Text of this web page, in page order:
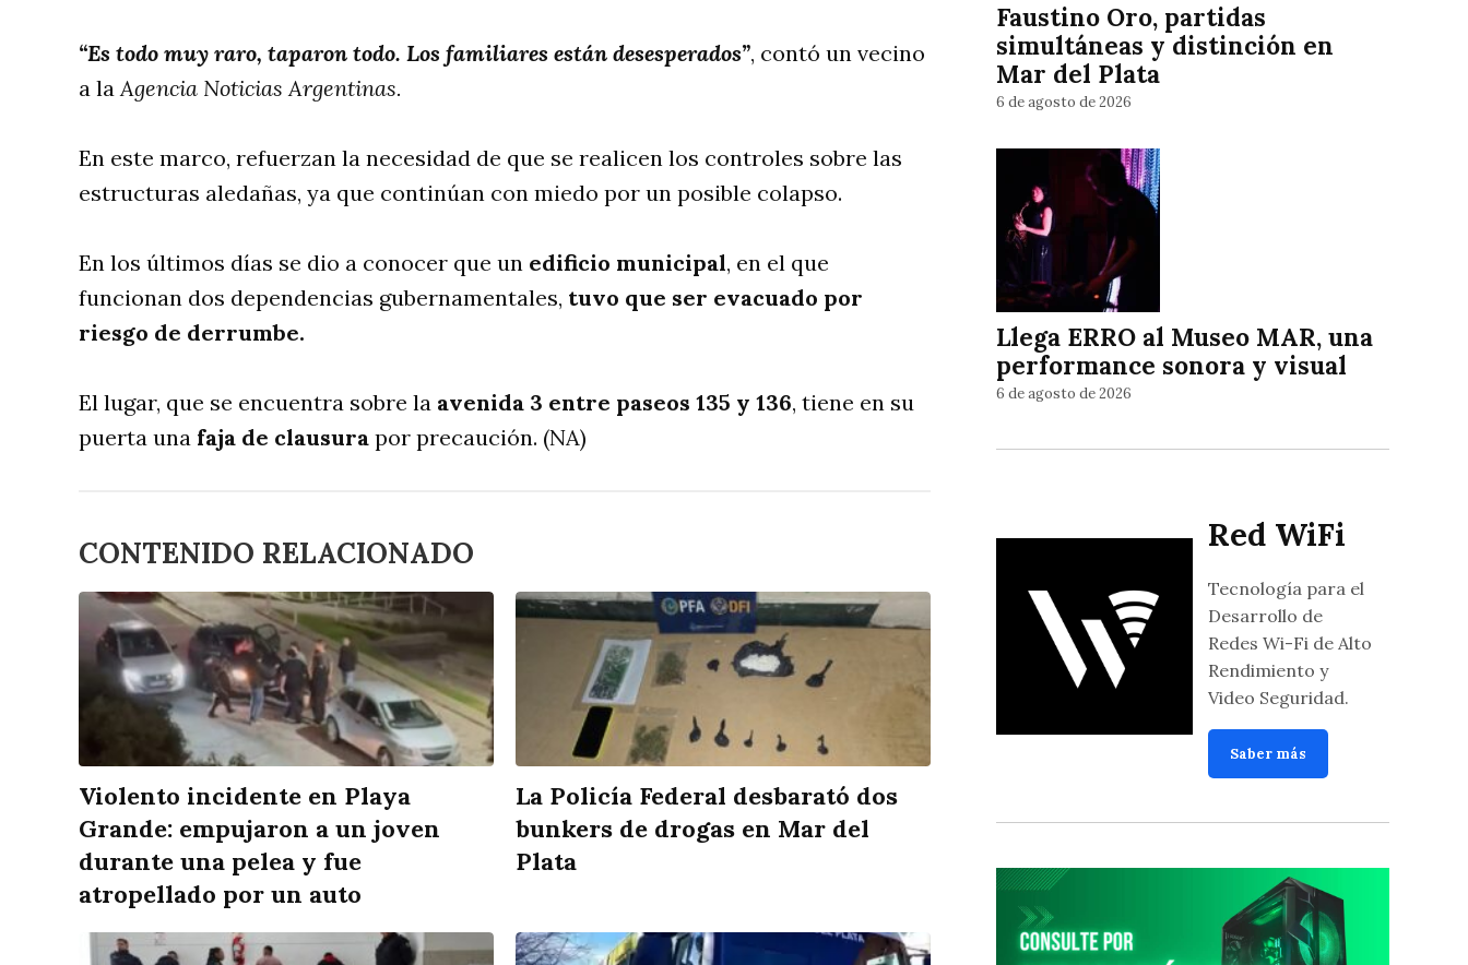
“Es todo muy raro, taparon todo. Los familiares están desesperados”, contó un vecino
a laAgencia Noticias Argentinas.
En este marco, refuerzan la necesidad de que se realicen los controles sobre las
estructuras aledañas, ya que continúan con miedo por un posible colapso.
En los últimos días se dio a conocer que un edificio municipal, en el que
funcionan dos dependencias gubernamentales, tuvo que ser evacuado por
riesgo de derrumbe.
El lugar, que se encuentra sobre la avenida 3 entre paseos 135 y 136, tiene en su
puerta una faja de clausura por precaución. (NA)
CONTENIDO RELACIONADO
Violento incidente en Playa
Grande: empujaron a un joven
durante una pelea y fue
atropellado por un auto
La Policía Federal desbarató dos
bunkers de drogas en Mar del
Plata
Faustino Oro, partidas
simultáneas y distinción en
Mar del Plata
6 de agosto de 2026
Llega ERRO al Museo MAR, una
performance sonora y visual
6 de agosto de 2026
Red WiFi
Tecnología para el
Desarrollo de
Redes Wi-Fi de Alto
Rendimiento y
Video Seguridad.
Saber más